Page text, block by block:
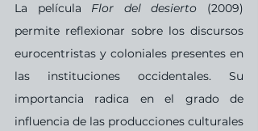
La película Flor del desierto (2009)
permite reflexionar sobre los discursos
eurocentristas y coloniales presentes en
las instituciones occidentales. Su
importancia radica en el grado de
influencia de las producciones culturales